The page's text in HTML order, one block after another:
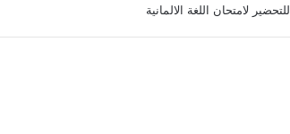
لامتحان اللغة الالمانية